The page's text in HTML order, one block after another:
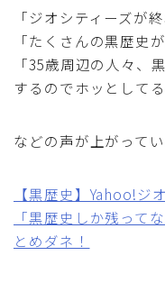
「ジオシティーズが
「たくさんの黒歴史
「35歳周辺の人々、
するのでホッとしてる
などの声が上がってい
【黒歴史】Yahoo!ジ
「黒歴史しか残って
とめダネ！